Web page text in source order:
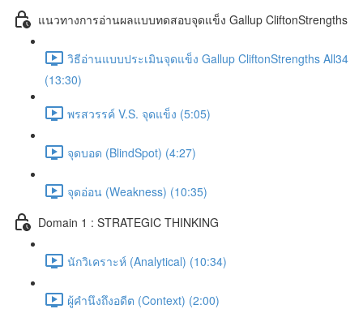
แนวทางการอ่านผลแบบทดสอบจุดแข็ง Gallup CliftonStrengths
วิธีอ่านแบบประเมินจุดแข็ง Gallup CliftonStrengths All34
(13:30)
พรสวรรค์ V.S. จุดแข็ง (5:05)
จุดบอด (BlindSpot) (4:27)
จุดอ่อน (Weakness) (10:35)
Domain 1 : STRATEGIC THINKING
นักวิเคราะห์ (Analytical) (10:34)
ผู้คำนึงถึงอดีต (Context) (2:00)